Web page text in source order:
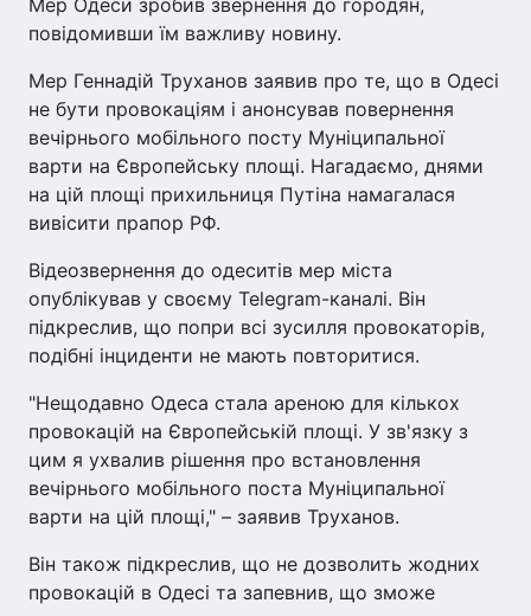
Мер Одеси зробив звернення до городян,
повідомивши їм важливу новину.
Мер Геннадій Труханов заявив про те, що в Одесі
не бути провокаціям і анонсував повернення
вечірнього мобільного посту Муніципальної
варти на Європейську площі. Нагадаємо, днями
на цій площі прихильниця Путіна намагалася
вивісити прапор РФ.
Відеозвернення до одеситів мер міста
опублікував у своєму Telegram-каналі. Він
підкреслив, що попри всі зусилля провокаторів,
подібні інциденти не мають повторитися.
"Нещодавно Одеса стала ареною для кількох
провокацій на Європейській площі. У зв'язку з
цим я ухвалив рішення про встановлення
вечірнього мобільного поста Муніципальної
варти на цій площі," – заявив Труханов.
Він також підкреслив, що не дозволить жодних
провокацій в Одесі та запевнив, що зможе